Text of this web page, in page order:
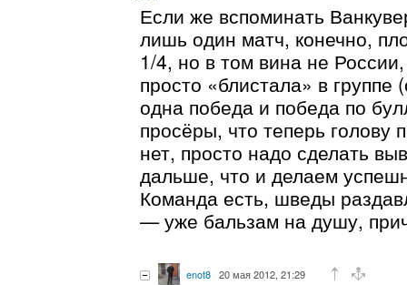
Если же вспоминать
лишь один матч, конечно,
1/4, но в том вина не
просто «блистала» в
одна победа и победа по
просёры, что теперь голову
нет, просто надо сделать
дальше, что и делаем
Команда есть, шведы
— уже бальзам на душу,
enot8 20 мая 2012, 21:29